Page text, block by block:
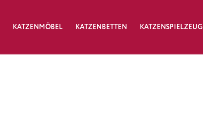
KATZENMÖBEL KATZENBETTEN KATZENSPIELZEUG